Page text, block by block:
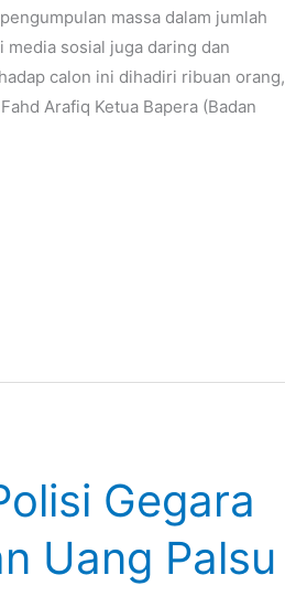
massa dalam jumlah
sosial juga daring dan
calon ini dihadiri ribuan orang,
Arafiq Ketua Bapera (Badan
Gegara
Uang Palsu